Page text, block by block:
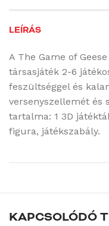
LEÍRÁS
A The Game of
társasjáték 2-6
feszültséggel és
versenyszellemét és
tartalma: 1 3D
figura, játékszabály.
KAPCSOLÓDÓ